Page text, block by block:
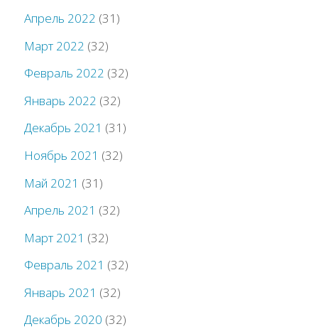
Апрель 2022 (31)
Март 2022 (32)
Февраль 2022 (32)
Январь 2022 (32)
Декабрь 2021 (31)
Ноябрь 2021 (32)
Май 2021 (31)
Апрель 2021 (32)
Март 2021 (32)
Февраль 2021 (32)
Январь 2021 (32)
Декабрь 2020 (32)